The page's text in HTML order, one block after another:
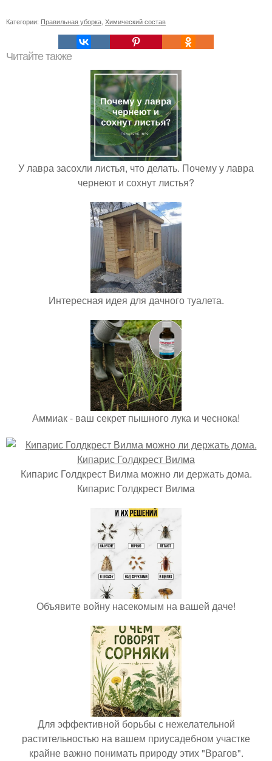
Категории: Правильная уборка, Химический состав
Читайте также
У лавра засохли листья, что делать. Почему у лавра
чернеют и сохнут листья?
Интересная идея для дачного туалета.
Аммиак - ваш секрет пышного лука и чеснока!
Кипарис Голдкрест Вилма можно ли держать дома.
Кипарис Голдкрест Вилма
Объявите войну насекомым на вашей даче!
Для эффективной борьбы с нежелательной
растительностью на вашем приусадебном участке
крайне важно понимать природу этих "Врагов".